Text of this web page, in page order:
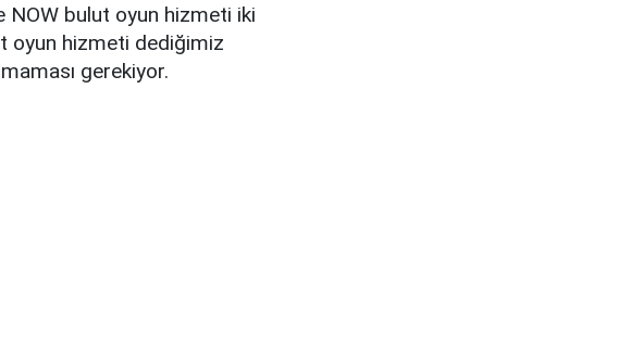
NOW bulut oyun hizmeti iki
oyun hizmeti dediğimiz
gerekiyor.